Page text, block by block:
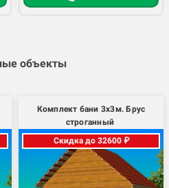
объекты
Комплект бани 3х3м. Брус
строганный
Скидка до 32600 ₽